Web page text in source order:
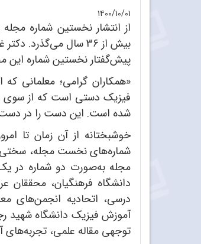
۱۴۰۰/۱۰/۰۱
بیش از 36 سال
پیش‌گفتار نخستین شماره این
«همکاران گرامی؛ معلمانی
فیزیک دستی است که از سوی
شده است. این دست را در دست
خوشبختانه از آن زمان تا
شماره‌های نخست مجله، سختی
مجله به‌صورت دو شماره در
دانشگاه فرهنگیان،
درسی، اتحادیه انجمن‌های
آموزش فیزیک دانشگاه شهید
توجهی مقاله علمی، تجربه‌های